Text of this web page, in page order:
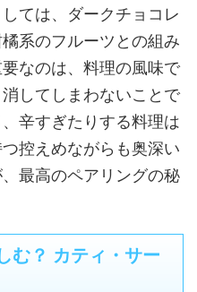
ては、ダークチョコレ
系のフルーツとの組み
なのは、料理の風味で
してしまわないことで
辛すぎたりする料理は
控えめながらも奥深い
最高のペアリングの秘
む？ カティ・サー